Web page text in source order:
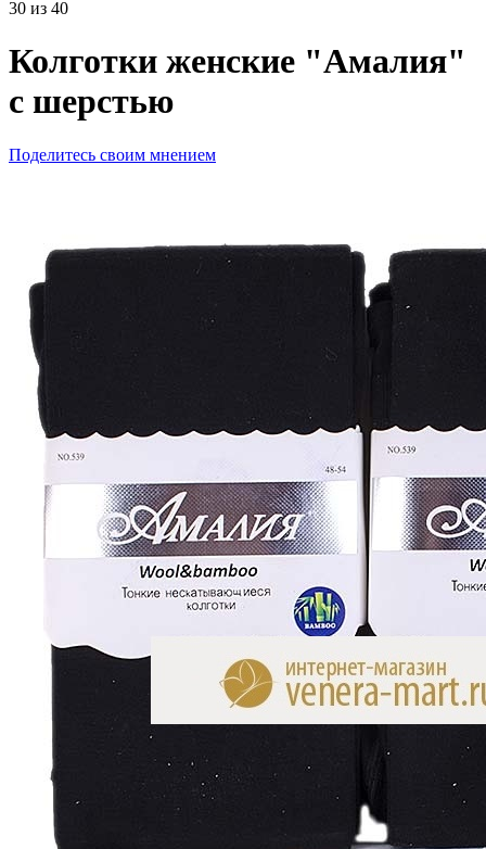
30 из 40
Колготки женские "Амалия"
с шерстью
Поделитесь своим мнением